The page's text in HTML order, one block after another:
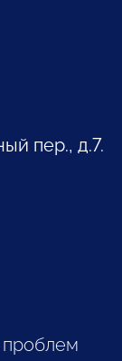
пер., д.7.
проблем